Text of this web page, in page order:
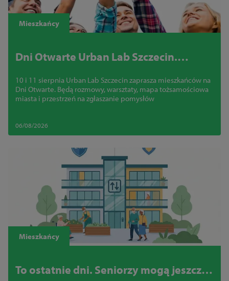
Mieszkańcy
Dni Otwarte Urban Lab Szczecin.
przyszłości miasta i zgłoszą swoje
pomysły
10 i 11 sierpnia Urban Lab Szczecin zaprasza mieszkańców na
Dni Otwarte. Będą rozmowy, warsztaty, mapa tożsamościowa
miasta i przestrzeń na zgłaszanie pomysłów
06/08/2026
Mieszkańcy
To ostatnie dni. Seniorzy mogą jeszcze